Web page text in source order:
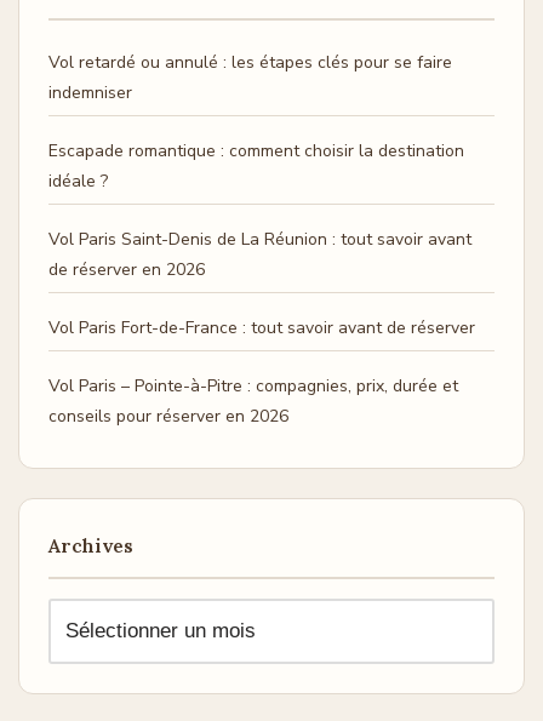
Vol retardé ou annulé : les étapes clés pour se faire
indemniser
Escapade romantique : comment choisir la destination
idéale ?
Vol Paris Saint-Denis de La Réunion : tout savoir avant
de réserver en 2026
Vol Paris Fort-de-France : tout savoir avant de réserver
Vol Paris – Pointe-à-Pitre : compagnies, prix, durée et
conseils pour réserver en 2026
Archives